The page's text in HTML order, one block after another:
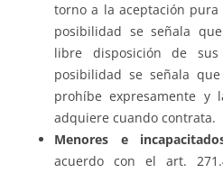
torno a la aceptación
posibilidad se señala
libre disposición de
posibilidad se señala
prohíbe expresamente y
adquiere cuando contrata.
Menores e
acuerdo con el art.